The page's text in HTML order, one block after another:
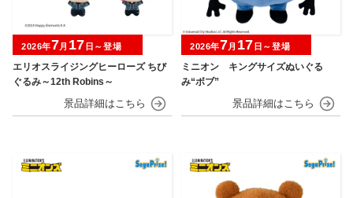
エリオスライジングヒーローズ ちび
ぐるみ～12th Robins～
2026年7月 17 日～登場
ミニオン キングサイズぬいぐる
み“ボブ”
2026年7月 17 日～登場